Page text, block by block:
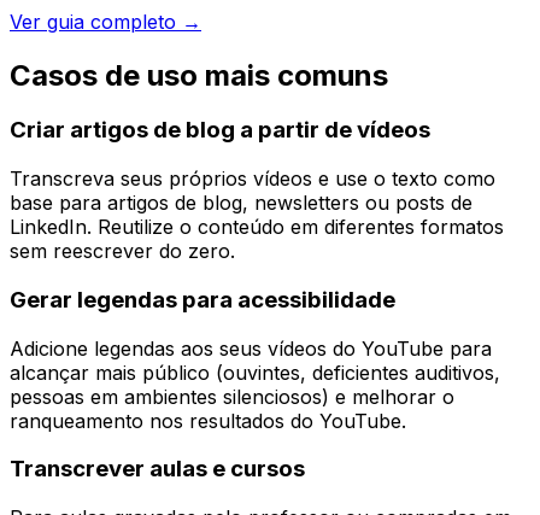
Ver guia completo →
Casos de uso mais comuns
Criar artigos de blog a partir de vídeos
Transcreva seus próprios vídeos e use o texto como
base para artigos de blog, newsletters ou posts de
LinkedIn. Reutilize o conteúdo em diferentes formatos
sem reescrever do zero.
Gerar legendas para acessibilidade
Adicione legendas aos seus vídeos do YouTube para
alcançar mais público (ouvintes, deficientes auditivos,
pessoas em ambientes silenciosos) e melhorar o
ranqueamento nos resultados do YouTube.
Transcrever aulas e cursos